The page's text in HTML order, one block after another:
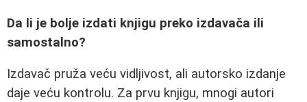
Da li je bolje izdati knjigu preko izdavača ili
samostalno?
Izdavač pruža veću vidljivost, ali autorsko izdanje
daje veću kontrolu. Za prvu knjigu, mnogi autori